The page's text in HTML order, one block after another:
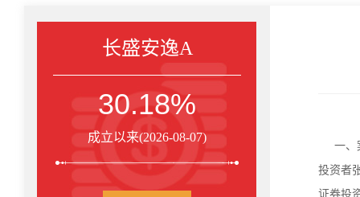
长盛安逸A
30.18%
成立以来(2026-08-07)
一、
投资者
证券投